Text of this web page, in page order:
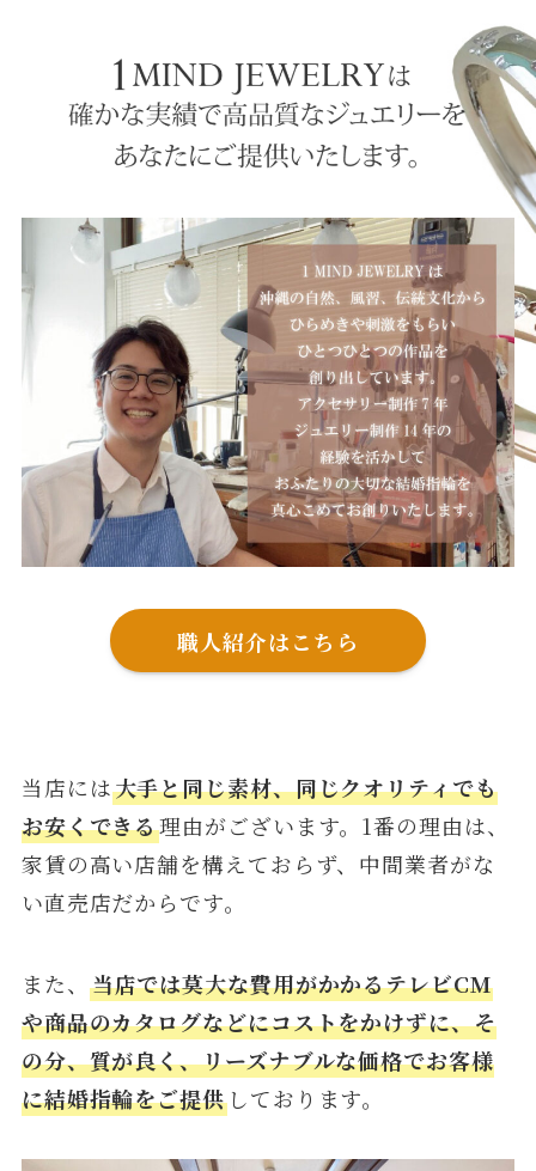
職人紹介はこちら
当店には大手と同じ素材、同じクオリティでも
お安くできる理由がございます。1番の理由は、
家賃の高い店舗を構えておらず、中間業者がな
い直売店だからです。
また、 当店では莫大な費用がかかるテレビCM
や商品のカタログなどにコストをかけずに、そ
の分、質が良く、リーズナブルな価格でお客様
に結婚指輪をご提供しております。